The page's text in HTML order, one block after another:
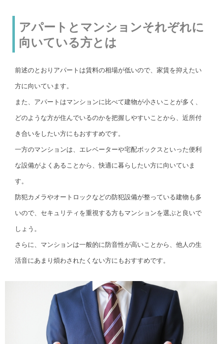
アパートとマンションそれぞれに
向いている方とは
前述のとおりアパートは賃料の相場が低いので、家賃を抑えたい
方に向いています。
また、アパートはマンションに比べて建物が小さいことが多く、
どのような方が住んでいるのかを把握しやすいことから、近所付
き合いをしたい方にもおすすめです。
一方のマンションは、エレベーターや宅配ボックスといった便利
な設備がよくあることから、快適に暮らしたい方に向いていま
す。
防犯カメラやオートロックなどの防犯設備が整っている建物も多
いので、セキュリティを重視する方もマンションを選ぶと良いで
しょう。
さらに、マンションは一般的に防音性が高いことから、他人の生
活音にあまり煩わされたくない方にもおすすめです。